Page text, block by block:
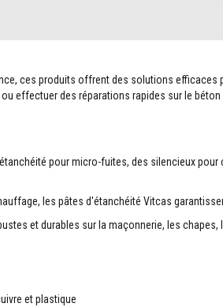
ces produits offrent des solutions
effectuer des réparations rapides sur le
pour micro-fuites, des silencieux
les pâtes d'étanchéité Vitcas
et durables sur la maçonnerie, les
et plastique